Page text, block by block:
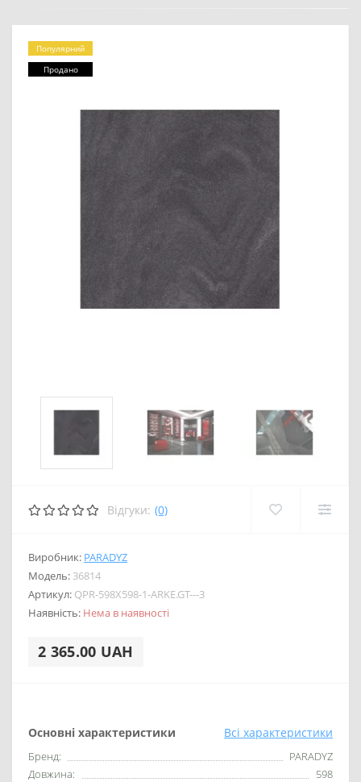
Популярний
Продано
Відгуки: (0)
Виробник: PARADYZ
Модель: 36814
Артикул: QPR-598X598-1-ARKE.GT---3
Наявність: Нема в наявності
2 365.00 UAH
Основні характеристики Всі характеристики
Бренд:
PARADYZ
Довжина:
598